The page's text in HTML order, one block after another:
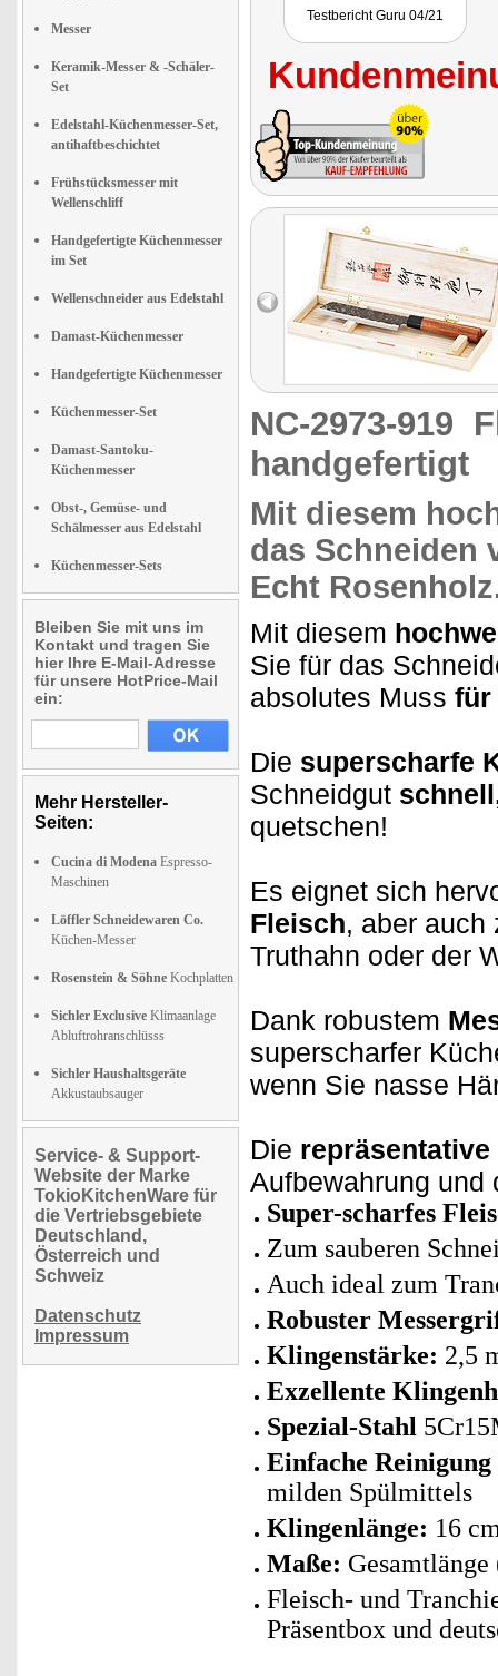
Messer
Keramik-Messer & -Schäler-
Set
Edelstahl-Küchenmesser-Set,
antihaftbeschichtet
Frühstücksmesser mit
Wellenschliff
Handgefertigte Küchenmesser
im Set
Wellenschneider aus Edelstahl
Damast-Küchenmesser
Handgefertigte Küchenmesser
Küchenmesser-Set
Damast-Santoku-
Küchenmesser
Obst-, Gemüse- und
Schälmesser aus Edelstahl
Küchenmesser-Sets
Bleiben Sie mit uns im
Kontakt und tragen Sie
hier Ihre E-Mail-Adresse
für unsere HotPrice-Mail
ein:
Mehr Hersteller-
Seiten:
Cucina di Modena Espresso-
Maschinen
Löffler Schneidewaren Co.
Küchen-Messer
Rosenstein & Söhne Kochplatten
Sichler Exclusive Klimaanlage
Abluftrohranschlüsss
Sichler Haushaltsgeräte
Akkustaubsauger
Service- & Support-
Website der Marke
TokioKitchenWare für
die Vertriebsgebiete
Deutschland,
Österreich und
Schweiz
Datenschutz
Impressum
Einarbeitungszeit
Testbericht Guru 04/21
NC-2973-919
handgefertigt
Mit diesem
das Schneiden
Echt Rosenholz
Mit diesem
Sie für das
absolutes Muss für
Die superscharfe
Schneidgut
quetschen!
Es eignet sich
Fleisch, aber
Truthahn oder der
Dank robustem
superscharfer
wenn Sie nasse
Die
Aufbewahrung und
Super-scharfes
Zum sauberen
Auch ideal zum
Robuster
Klingenstärke: 2,5
Exzellente
Spezial-Stahl
Einfache Reinigung
milden Spülmittels
Klingenlänge: 16
Maße:
Fleisch- und
Präsentbox und